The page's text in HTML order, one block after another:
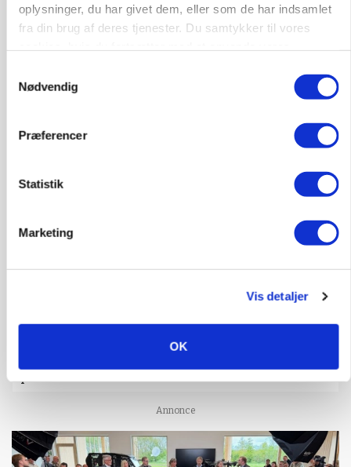
oplysninger, du har givet dem, eller som de har indsamlet
fra din brug af deres tjenester. Du samtykker til vores
Nødvendig
Præferencer
Statistik
Marketing
Vis detaljer
OK
CAP-I-DANMARK
Fjerkræbranchen: - Vi forlanger ens
Annonce